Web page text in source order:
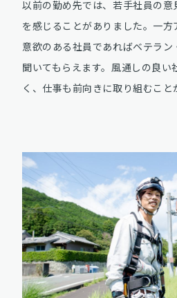
以前の勤め先では、若手社員の
を感じることがありました。一方
意欲のある社員であればベテラ
聞いてもらえます。風通しの良い
く、仕事も前向きに取り組むこと